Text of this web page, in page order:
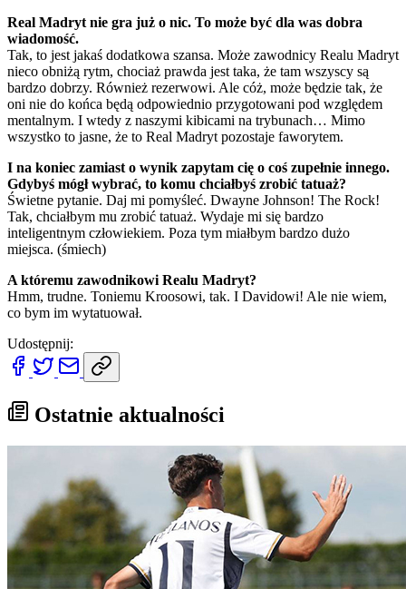
Real Madryt nie gra już o nic. To może być dla was dobra
wiadomość.
Tak, to jest jakaś dodatkowa szansa. Może zawodnicy Realu Madryt
nieco obniżą rytm, chociaż prawda jest taka, że tam wszyscy są
bardzo dobrzy. Również rezerwowi. Ale cóż, może będzie tak, że
oni nie do końca będą odpowiednio przygotowani pod względem
mentalnym. I wtedy z naszymi kibicami na trybunach… Mimo
wszystko to jasne, że to Real Madryt pozostaje faworytem.
I na koniec zamiast o wynik zapytam cię o coś zupełnie innego.
Gdybyś mógł wybrać, to komu chciałbyś zrobić tatuaż?
Świetne pytanie. Daj mi pomyśleć. Dwayne Johnson! The Rock!
Tak, chciałbym mu zrobić tatuaż. Wydaje mi się bardzo
inteligentnym człowiekiem. Poza tym miałbym bardzo dużo
miejsca. (śmiech)
A któremu zawodnikowi Realu Madryt?
Hmm, trudne. Toniemu Kroosowi, tak. I Davidowi! Ale nie wiem,
co bym im wytatuował.
Udostępnij:
Ostatnie aktualności